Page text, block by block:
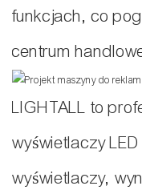
funkcjach, co
centrum
LIGHTALL to
wyświetlaczy
wyświetlaczy,